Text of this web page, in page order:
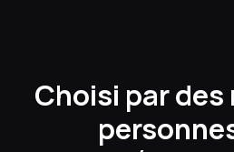
Choisi par